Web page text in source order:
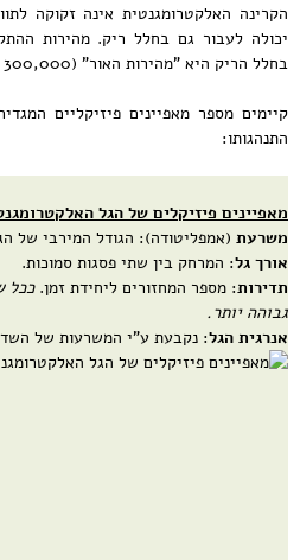
הקרינה האלקטרומגנטית אינה זקוקה
יכולה לעבור גם בחלל ריק. מהירות
בחלל הריק היא "מהירות האור" (300,000 ק"מ לשנייה).
קיימים מספר מאפיינים פיזיקליים
התנהגותו:
מאפיינים פיזיקלים של הגל
משרעת (אמפליטודה): הגודל המירבי של
אורך גל: המרחק בין שתי פסגות סמוכות.
תדירות: מספר המחזורים ליחידת זמן.ככל
גבוהה יותר.
אנרגית הגל: נקבעת ע"י המשרעות של